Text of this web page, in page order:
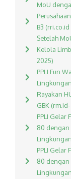
MoU
B3
Setelah
Kelola
2025)
PPLI Fun
Rayakan
GBK
PPLI Gelar
80 dengan
PPLI Gelar
80 dengan